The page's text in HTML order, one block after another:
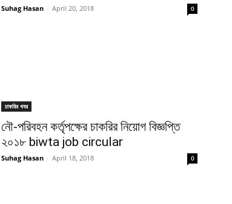
Suhag Hasan - April 20, 2018 0
চাকরির খবর
নৌ-পরিবহন কর্তৃপক্ষের চাকরির নিয়োগ বিজ্ঞপ্তি
২০১৮ biwta job circular
Suhag Hasan - April 18, 2018 0